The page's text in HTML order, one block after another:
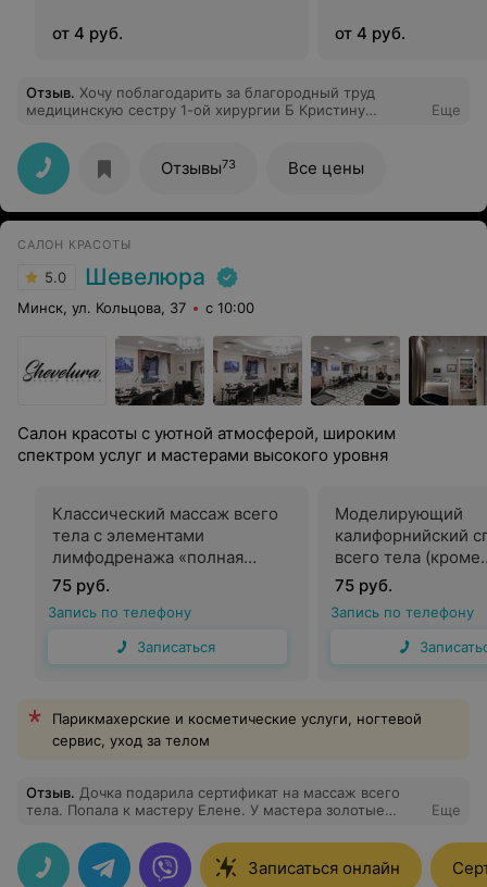
от 4 руб. от 4 руб.
Отзыв. Хочу поблагодарить за благородный труд
медицинскую сестру 1-ой хирургии Б Кристину
нужно любить свою работу и относиться к больным с
достойным уважением. Её оптимистичность и
жизнерадостность являются наилучшей мотивацией
для всех, кто оказывает помощь больным. Её работа
помогает людям оставаться здоровыми и
из тех, которые творят добро в мире каждый день.
Твои дела вместе с твоими словами невероятно важны
для каждого пациента. Твоя работа бесценна, и я хочу
сказать огромную благодарность тебе за то, как ты
помогаешь людям и делаешь мир лучше. Ты истинный
герой нашего времени, и я благодарю за все, что ты
делаешь. С уважением, бывший пациент 1-ой хирургии
МОКБ, Валерий Александрович Тимохов.
Еще
Отзывы73 Все цены
САЛОН КРАСОТЫ
5.0 Шевелюра
Минск, ул. Кольцова, 37 с 10:00
Салон красоты с уютной атмосферой, широким
спектром услуг и мастерами высокого уровня
Классический массаж всего
тела с элементами
лимфодренажа «полная
релаксация» (кроме
лечебного)
75 руб.
Запись по телефону
Записаться
Моделирующий
калифорнийский
всего тела (кроме
лечебного)
75 руб.
Запись по телефону
Парикмахерские и косметические услуги, ногтевой
сервис, уход за телом
Отзыв. Дочка подарила сертификат на массаж всего
тела. Попала к мастеру Елене. У мастера золотые
себя таким релаксом у данного мастера.
Еще
Записаться онлайн